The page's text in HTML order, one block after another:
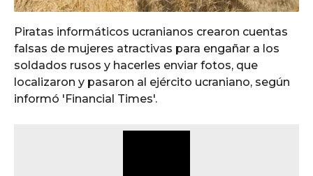
Piratas informáticos ucranianos crearon cuentas
falsas de mujeres atractivas para engañar a los
soldados rusos y hacerles enviar fotos, que
localizaron y pasaron al ejército ucraniano, según
informó 'Financial Times'.